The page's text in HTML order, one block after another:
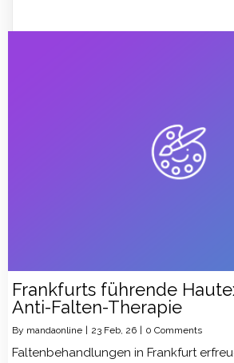
Frankfurts führende
Anti-Falten-Therapie
By mandaonline | 23 Feb, 26 | 0 Comments
Faltenbehandlungen in Frankfurt